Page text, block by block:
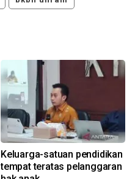
Keluarga-satuan pendidikan
tempat teratas pelanggaran